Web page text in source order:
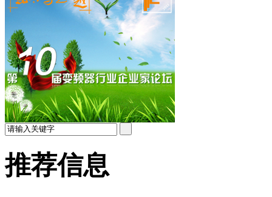
推荐信息